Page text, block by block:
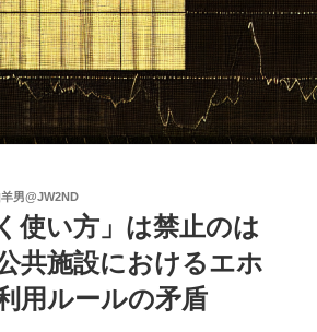
羊男@JW2ND
使い方」は禁止のは
共施設におけるエホ
用ルールの矛盾